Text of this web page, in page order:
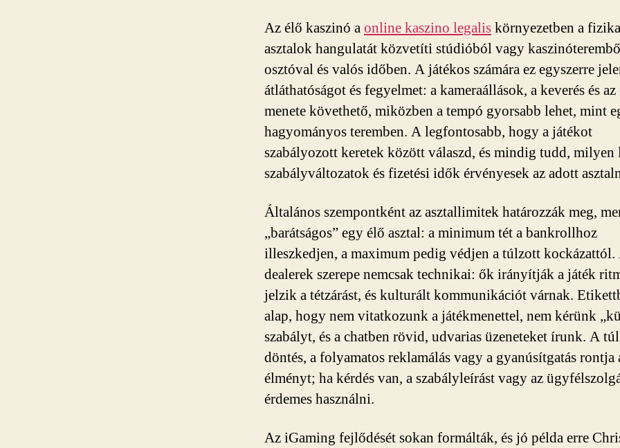
Az élő kaszinó aonline kaszino legaliskörnyezetben a
asztalok hangulatát közvetíti stúdióból vagy
osztóval és valós időben. A játékos számára ez egyszerre
átláthatóságot és fegyelmet: a kameraállások, a keverés és az
menete követhető, miközben a tempó gyorsabb lehet, mint
hagyományos teremben. A legfontosabb, hogy a játékot
szabályozott keretek között válaszd, és mindig tudd,
szabályváltozatok és fizetési idők érvényesek az adott
Általános szempontként az asztallimitek határozzák meg,
„barátságos” egy élő asztal: a minimum tét a bankrollhoz
illeszkedjen, a maximum pedig védjen a túlzott kockázattól.
dealerek szerepe nemcsak technikai: ők irányítják a játék
jelzik a tétzárást, és kulturált kommunikációt várnak.
alap, hogy nem vitatkozunk a játékmenettel, nem kérünk
szabályt, és a chatben rövid, udvarias üzeneteket írunk. A
döntés, a folyamatos reklamálás vagy a gyanúsítgatás rontja
élményt; ha kérdés van, a szabályleírást vagy az
érdemes használni.
Az iGaming fejlődését sokan formálták, és jó példa erre